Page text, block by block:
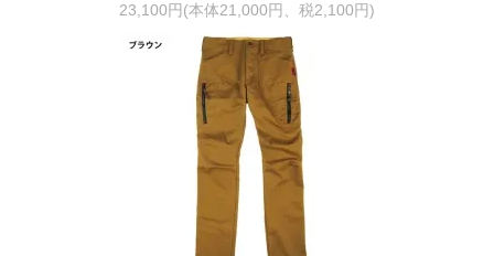
23,100円(本体21,000円、税2,100円)